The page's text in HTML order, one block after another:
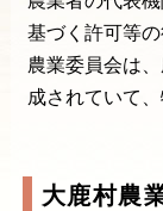
基づく許可等
農業委員会は
成されていて
大鹿村農